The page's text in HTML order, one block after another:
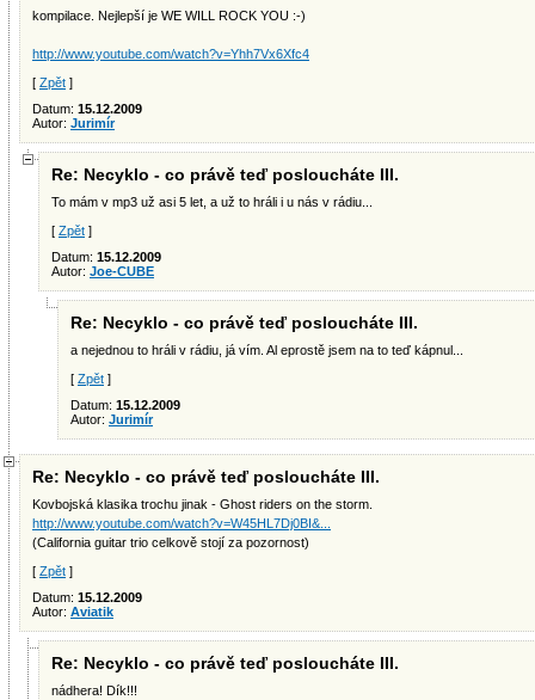
kompilace. Nejlepší je WE WILL ROCK YOU :-)
http://www.youtube.com/watch?v=Yhh7Vx6Xfc4
[ Zpět ]
Datum: 15.12.2009
Autor: Jurimír
Re: Necyklo - co právě teď posloucháte III.
To mám v mp3 už asi 5 let, a už to hráli i u nás v rádiu...
[ Zpět ]
Datum: 15.12.2009
Autor: Joe-CUBE
Re: Necyklo - co právě teď posloucháte III.
a nejednou to hráli v rádiu, já vím. Al eprostě jsem na to teď kápnul...
[ Zpět ]
Datum: 15.12.2009
Autor: Jurimír
Re: Necyklo - co právě teď posloucháte III.
Kovbojská klasika trochu jinak - Ghost riders on the storm.
http://www.youtube.com/watch?v=W45HL7Dj0BI&...
(California guitar trio celkově stojí za pozornost)
[ Zpět ]
Datum: 15.12.2009
Autor: Aviatik
Re: Necyklo - co právě teď posloucháte III.
nádhera! Dík!!!